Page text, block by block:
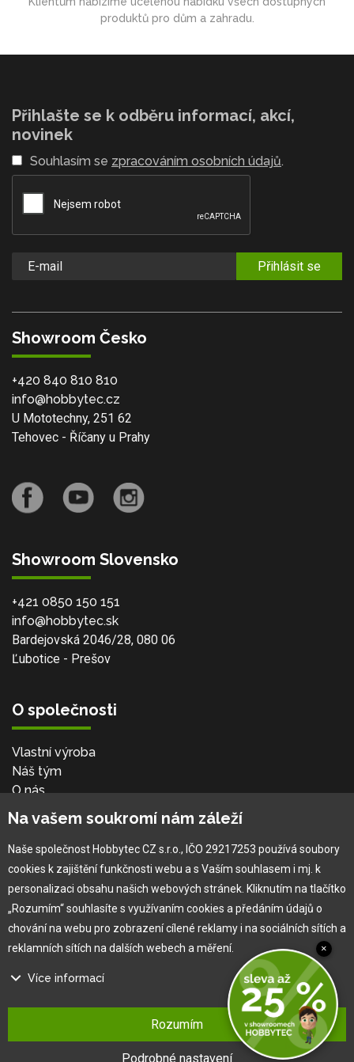
produktů pro dům a zahradu.
Přihlašte se k odběru informací, akcí,
novinek
Souhlasím se zpracováním osobních údajů.
Přihlásit se
Showroom Česko
+420 840 810 810
info@hobbytec.cz
U Mototechny, 251 62
Tehovec - Říčany u Prahy
Showroom Slovensko
+421 0850 150 151
info@hobbytec.sk
Bardejovská 2046/28, 080 06
Ľubotice - Prešov
O společnosti
Vlastní výroba
Náš tým
O nás
Pro zákazníka
Obchodní podmínky
Věrnostní program
Jak na reklamaci
Výprodej
Na vašem soukromí nám záleží
Naše společnost Hobbytec CZ s.r.o., IČO 29217253 používá soubory
cookies k zajištění funkčnosti webu a s Vaším souhlasem i mj. k
personalizaci obsahu našich webových stránek. Kliknutím na tlačítko
„Rozumím“ souhlasíte s využívaním cookies a předáním údajů o
chování na webu pro zobrazení cílené reklamy i na sociálních sítích a
reklamních sítích na dalších webech a měření.
Více informací
Na našem webu používáme několik druhů kategorií cookies:
Ty jsou nezbytně nutné pro fungování webu a jeho funkcí, které se
Rozumím
Podrobné nastavení
×